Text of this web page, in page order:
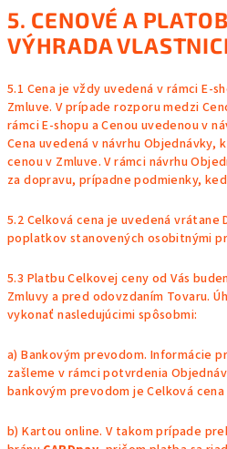
5. CENOVÉ A
VÝHRADA
5.1 Cena je vždy uvedená v rámci E-
Zmluve. V prípade rozporu medzi
rámci E-shopu a Cenou uvedenou v
Cena uvedená v návrhu
cenou v Zmluve. V rámci návrhu
za dopravu, prípadne podmienky,
5.2 Celková cena je uvedená vrátane
poplatkov stanovených osobitnými
5.3 Platbu Celkovej ceny od Vás
Zmluvy a pred odovzdaním Tovaru.
vykonať nasledujúcimi spôsobmi:
a) Bankovým prevodom. Informácie
zašleme v rámci potvrdenia
bankovým prevodom je Celková
b) Kartou online. V takom prípade